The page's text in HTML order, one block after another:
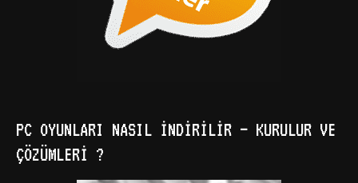
PC OYUNLARI NASIL İNDIRILIR – KURULUR VE
ÇÖZÜMLERI ?